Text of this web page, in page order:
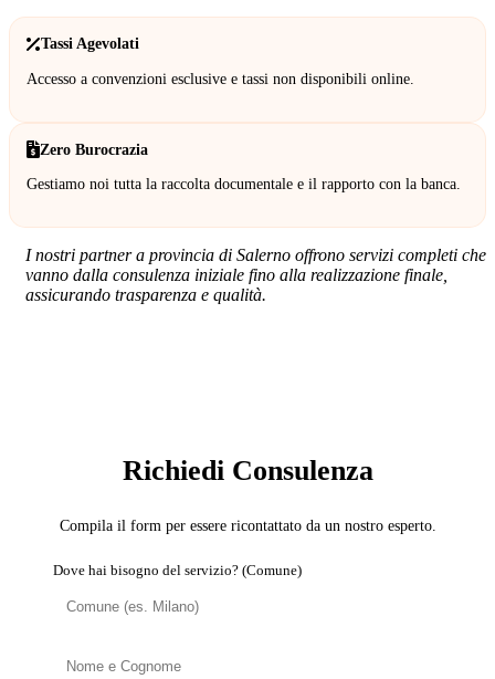
Tassi Agevolati
Accesso a convenzioni esclusive e tassi non disponibili online.
Zero Burocrazia
Gestiamo noi tutta la raccolta documentale e il rapporto con la banca.
I nostri partner a provincia di Salerno offrono servizi completi che
vanno dalla consulenza iniziale fino alla realizzazione finale,
assicurando trasparenza e qualità.
Richiedi Consulenza
Compila il form per essere ricontattato da un nostro esperto.
Dove hai bisogno del servizio? (Comune)